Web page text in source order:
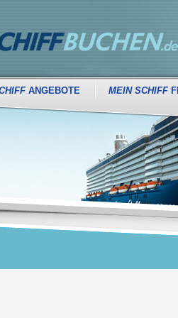
ANGEBOTE MEIN SCHIFF